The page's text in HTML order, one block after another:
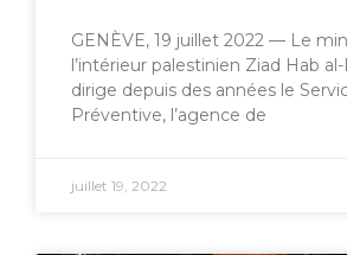
GENÈVE, 19 juillet 2022 — Le
l’intérieur palestinien Ziad Hab
dirige depuis des années le
Préventive, l’agence de
juillet 19, 2022